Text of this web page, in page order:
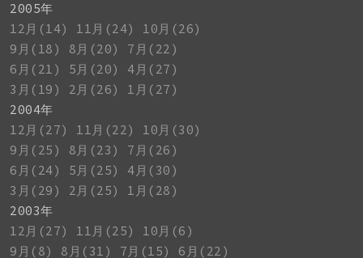
2005年
12月(14)
11月(24)
10月(26)
9月(18)
8月(20)
7月(22)
6月(21)
5月(20)
4月(27)
3月(19)
2月(26)
1月(27)
2004年
12月(27)
11月(22)
10月(30)
9月(25)
8月(23)
7月(26)
6月(24)
5月(25)
4月(30)
3月(29)
2月(25)
1月(28)
2003年
12月(27)
11月(25)
10月(6)
9月(8)
8月(31) 7月(15) 6月(22)